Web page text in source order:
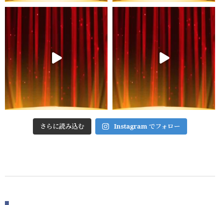
さらに読み込む Instagram でフォロー